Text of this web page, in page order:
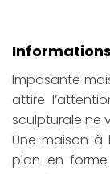
Informations
Imposante
attire
sculpturale ne
Une maison à
plan en